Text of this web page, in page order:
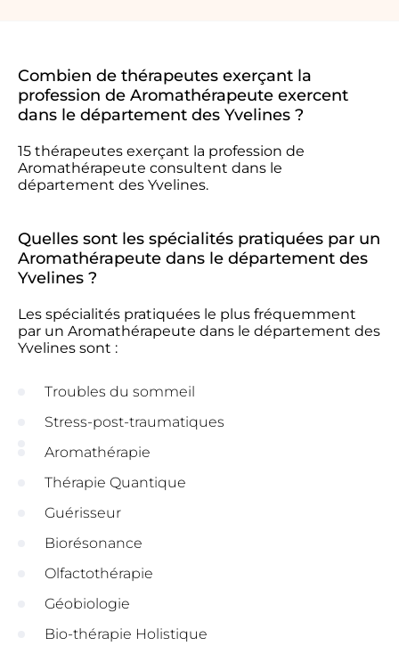
Combien de thérapeutes exerçant la
profession de Aromathérapeute exercent
dans le département des Yvelines ?
15 thérapeutes exerçant la profession de
Aromathérapeute consultent dans le
département des Yvelines.
Quelles sont les spécialités pratiquées par un
Aromathérapeute dans le département des
Yvelines ?
Les spécialités pratiquées le plus fréquemment
par un Aromathérapeute dans le département des
Yvelines sont :
Troubles du sommeil
Stress-post-traumatiques
Aromathérapie
Thérapie Quantique
Guérisseur
Biorésonance
Olfactothérapie
Géobiologie
Bio-thérapie Holistique